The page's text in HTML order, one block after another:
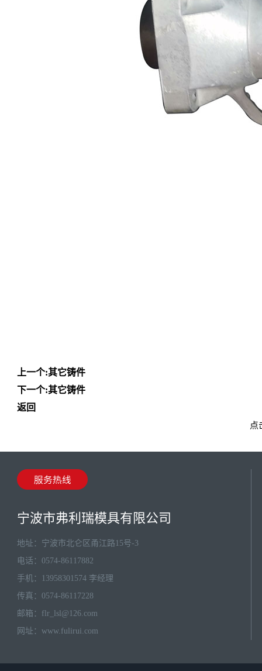
上一个:其它铸件
下一个:其它铸件
返回
点
宁波市弗利瑞模具有限公司
地址：宁波市北仑区甬江路15号-3
电话：0574-86117882
手机：13958301574 李经理
传真：0574-86117228
邮箱： flr_lsl@126.com
网址： www.fulirui.com